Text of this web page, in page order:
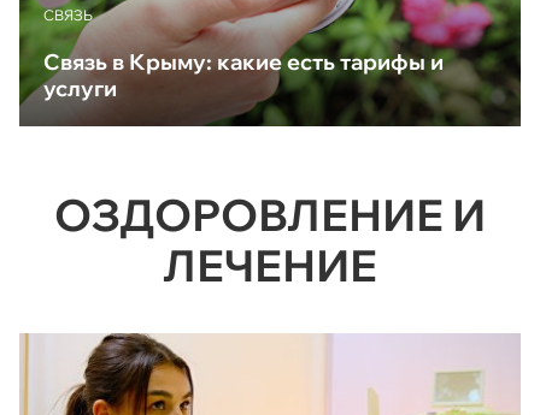
CВЯЗЬ
Связь в Крыму: какие есть тарифы и
услуги
ОЗДОРОВЛЕНИЕ И
ЛЕЧЕНИЕ